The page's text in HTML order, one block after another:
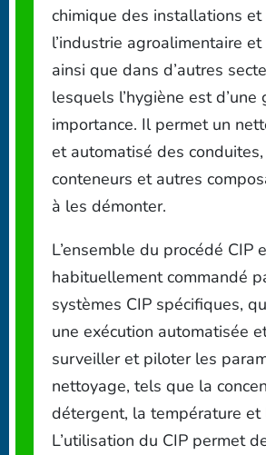
chimique des installations
l’industrie agroalimentaire
ainsi que dans d’autres
lesquels l’hygiène est d’une
importance. Il permet un
et automatisé des
conteneurs et autres
à les démonter.
L’ensemble du procédé CIP
habituellement commandé
systèmes CIP spécifiques,
une exécution automatisée
surveiller et piloter les
nettoyage, tels que la
détergent, la température et
L’utilisation du CIP permet